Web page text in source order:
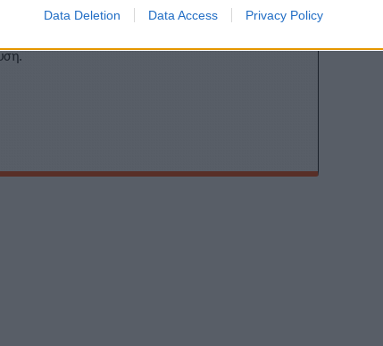
Data Deletion Data Access Privacy Policy
ραδιόφωνο και τηλεόραση. Εξειδίκευση στα
στίβο, με ρεπορτάζ και αναλύσεις από πρώτο χέρι